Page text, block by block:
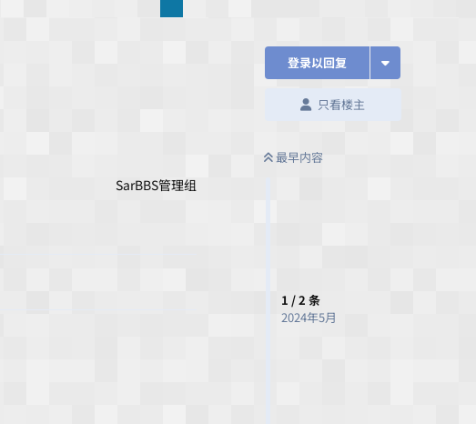
登录以回复
只看楼主
最早内容
1 /2 条
2024年5月
SarBBS管理组